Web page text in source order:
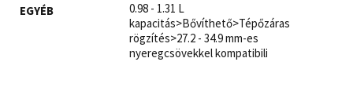
EGYÉB
0.98 - 1.31 L
kapacitás>Bővíthető>Tépőzáras
rögzítés>27.2 - 34.9 mm-es
nyeregcsövekkel kompatibili